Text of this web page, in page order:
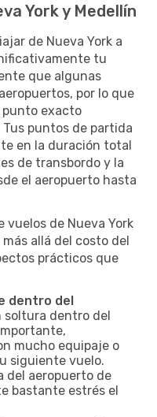
York y Medellín
de Nueva York a
tu
que algunas
por lo que
punto exacto
puntos de partida
en la duración total
de transbordo y la
el aeropuerto hasta
vuelos de Nueva York
allá del costo del
prácticos que
dentro del
soltura dentro del
mucho equipaje o
siguiente vuelo.
del aeropuerto de
bastante estrés el